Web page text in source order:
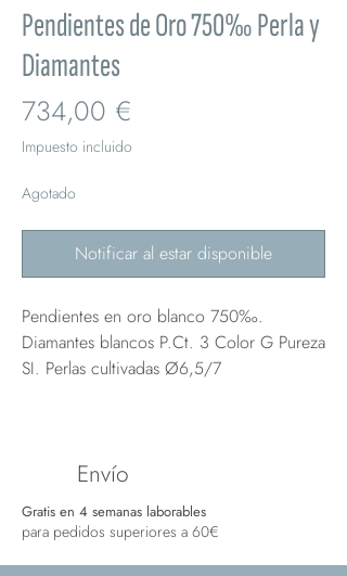
Pendientes de Oro 750‰ Perla y
Diamantes
734,00 €
Impuesto incluido
Agotado
Notificar al estar disponible
Pendientes en oro blanco 750‰.
Diamantes blancos P.Ct. 3 Color G Pureza
SI. Perlas cultivadas Ø6,5/7
Envío
Gratis en 4 semanas laborables
para pedidos superiores a 60€